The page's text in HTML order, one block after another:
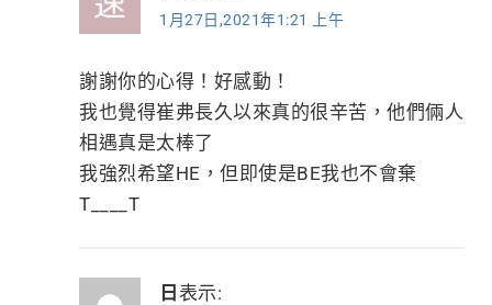
1月27日,2021年1:21 上午
謝謝你的心得！好感動！
我也覺得崔弗長久以來真的很辛苦，他們倆人
相遇真是太棒了
我強烈希望HE，但即使是BE我也不會棄
T____T
日 表示: